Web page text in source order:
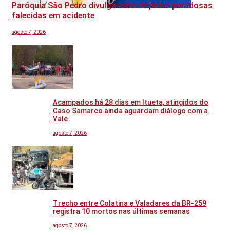
Paróquia São Pedro divulga nota de pesar por idosas
falecidas em acidente
agosto 7, 2026
Acampados há 28 dias em Itueta, atingidos do
Caso Samarco ainda aguardam diálogo com a
Vale
agosto 7, 2026
Trecho entre Colatina e Valadares da BR-259
registra 10 mortos nas últimas semanas
agosto 7, 2026